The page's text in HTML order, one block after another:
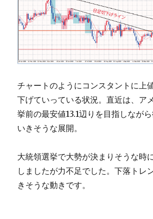
チャートのようにコンスタントに上
下げていっている状況。直近は、ア
挙前の最安値13.1辺りを目指しなが
いきそうな展開。
大統領選挙で大勢が決まりそうな時
しましたが力不足でした。下落トレ
きそうな動きです。